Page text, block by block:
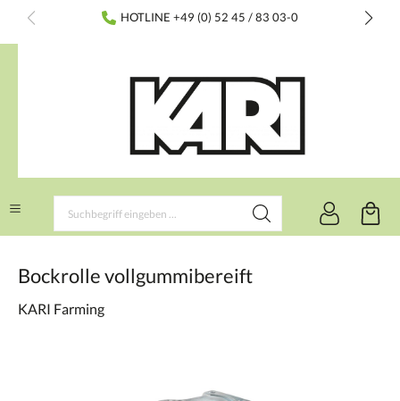
springen HOTLINE +49 (0) 52 45 / 83 03-0
Bockrolle vollgummibereift
KARI Farming